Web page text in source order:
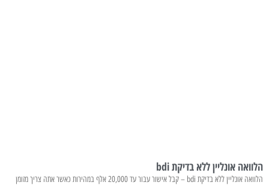
הלוואה אונליין ללא בדיקת bdi
הלוואה אונליין ללא בדיקת bdi – קבל אישור עבור עד 20,000 אלף במהירות כאשר אתה צריך מזומן